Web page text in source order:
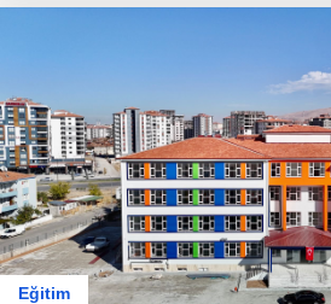
Eğitim